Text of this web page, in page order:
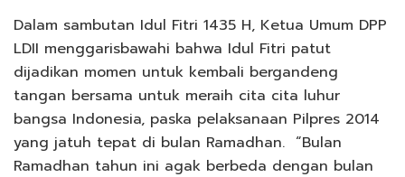
Dalam sambutan Idul Fitri 1435 H, Ketua Umum DPP
LDII menggarisbawahi bahwa Idul Fitri patut
dijadikan momen untuk kembali bergandeng
tangan bersama untuk meraih cita cita luhur
bangsa Indonesia, paska pelaksanaan Pilpres 2014
yang jatuh tepat di bulan Ramadhan. “Bulan
Ramadhan tahun ini agak berbeda dengan bulan